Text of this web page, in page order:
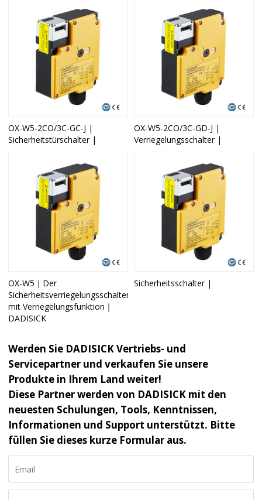
OX-W5-2CO/3C-GC-J |
Sicherheitstürschalter |
OX-W5-2CO/3C-GD-J |
Verriegelungsschalter |
OX-W5｜Der
Sicherheitsverriegelungsschalter
mit Verriegelungsfunktion｜
DADISICK
Sicherheitsschalter |
Werden Sie DADISICK Vertriebs- und
Servicepartner und verkaufen Sie unsere
Produkte in Ihrem Land weiter!
Diese Partner werden von DADISICK mit den
neuesten Schulungen, Tools, Kenntnissen,
Informationen und Support unterstützt. Bitte
füllen Sie dieses kurze Formular aus.